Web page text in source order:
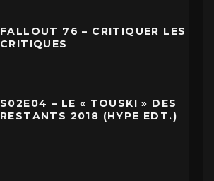
FALLOUT 76 – CRITIQUER LES
CRITIQUES
S02E04 – LE « TOUSKI » DES
RESTANTS 2018 (HYPE EDT.)